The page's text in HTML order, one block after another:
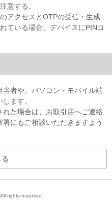
意する。
アクセスとOTPの受信・生成
ている場合、デバイスにPINコ
当者や、パソコン・モバイル端
ます。
れた場合は、お取引店へご連絡
にもご相談いただきますよう
rights reserved.